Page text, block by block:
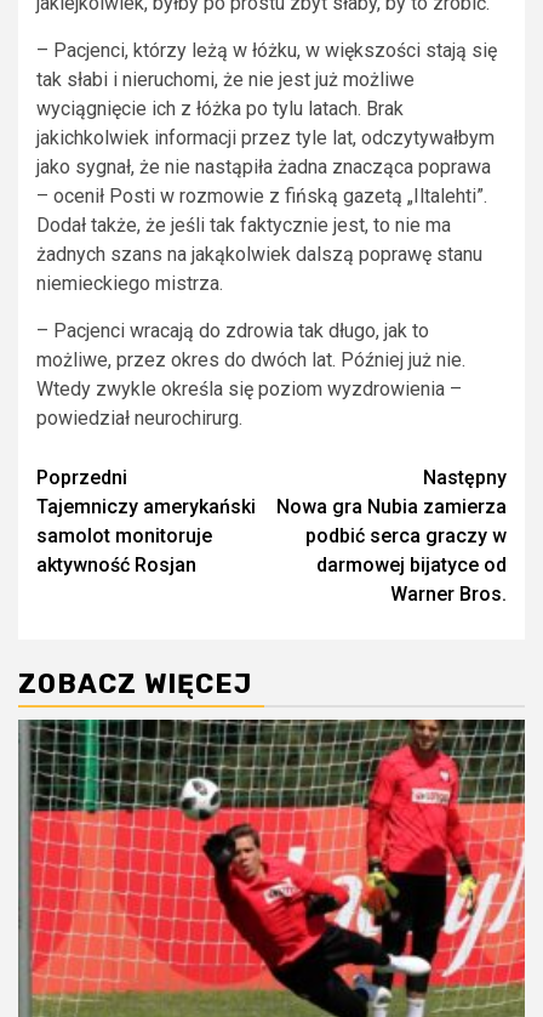
– Pacjenci, którzy leżą w łóżku, w większości stają się
tak słabi i nieruchomi, że nie jest już możliwe
wyciągnięcie ich z łóżka po tylu latach. Brak
jakichkolwiek informacji przez tyle lat, odczytywałbym
jako sygnał, że nie nastąpiła żadna znacząca poprawa
– ocenił Posti w rozmowie z fińską gazetą „Iltalehti”.
Dodał także, że jeśli tak faktycznie jest, to nie ma
żadnych szans na jakąkolwiek dalszą poprawę stanu
niemieckiego mistrza.
– Pacjenci wracają do zdrowia tak długo, jak to
możliwe, przez okres do dwóch lat. Później już nie.
Wtedy zwykle określa się poziom wyzdrowienia –
powiedział neurochirurg.
Zobacz
wpisy
Poprzedni
Tajemniczy amerykański
samolot monitoruje
aktywność Rosjan
Następny
Nowa gra Nubia zamierza
podbić serca graczy w
darmowej bijatyce od
Warner Bros.
ZOBACZ WIĘCEJ